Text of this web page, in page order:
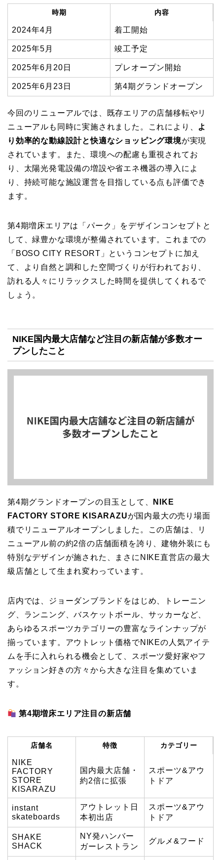
時期 内容
2024年4月 着工開始
2025年5月 竣工予定
2025年6月20日 プレオープン開始
2025年6月23日 第4期グランドオープン
今回のリニューアルでは、既存エリアの店舗移転やリ
ニューアルも同時に実施されました。これにより、 よ
り効率的な動線設計と快適なショッピング環境が実現
されています。また、環境への配慮も重視されてお
り、太陽光発電設備の増設や省エネ機器の導入によ
り、持続可能な施設運営を目指している点も評価でき
ます。
第4期増床エリアは「パーク」をデザインコンセプトと
して、緑豊かな環境が整備されています。これまでの
「BOSO CITY RESORT」というコンセプトに加え
て、より自然と調和した空間づくりが行われており、
訪れる人々にリラックスした時間を提供してくれるで
しょう。
NIKE国内最大店舗など注目の新店舗が多数オー
プンしたこと
第4期グランドオープンの目玉として、
NIKE
FACTORY STORE KISARAZUが国内最大の売り場面
積でリニューアルオープンしました。この店舗は、リ
ニューアル前の約2倍の店舗面積を誇り、建物外装にも
特別なデザインが施された、まさにNIKE直営店の最大
級店舗として生まれ変わっています。
店内では、ジョーダンブランドをはじめ、トレーニン
グ、ランニング、バスケットボール、サッカーなど、
あらゆるスポーツカテゴリーの豊富なラインナップが
揃っています。アウトレット価格でNIKEの人気アイテ
ムを手に入れられる機会として、スポーツ愛好家やフ
ァッション好きの方々から大きな注目を集めていま
す。
第4期増床エリア注目の新店舗
店舗名 特徴 カテゴリー
NIKE
FACTORY
STORE
KISARAZU
国内最大店舗・
約2倍に拡張
スポーツ&アウ
トドア
instant
skateboards
アウトレット日
本初出店
スポーツ&アウ
トドア
SHAKE
SHACK
NY発ハンバー
ガーレストラン
グルメ&フード